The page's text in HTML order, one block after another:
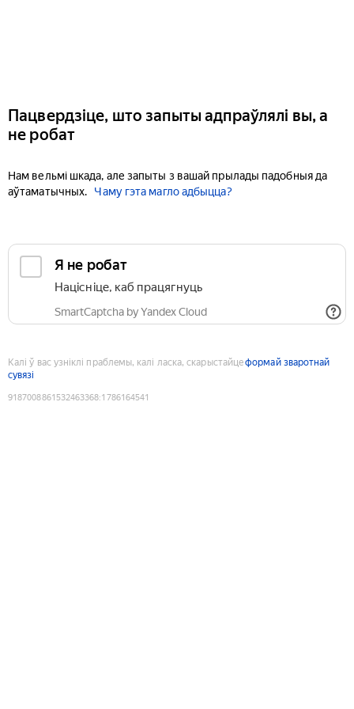
Пацвердзіце, што запыты адпраўлялі вы, а
не робат
Нам вельмі шкада, але запыты з вашай прылады падобныя да
аўтаматычных.
Чаму гэта магло адбыцца?
Я не робат
Націсніце, каб працягнуць
SmartCaptcha by Yandex Cloud
Калі ў вас узніклі праблемы, калі ласка, скарыстайцеформай зваротнай
сувязі
9187008861532463368:1786164541